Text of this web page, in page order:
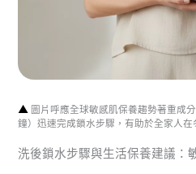
▲ 圖片呼應全球敏感肌保養趨勢著重成
鐘）迅速完成鎖水步驟，有助於全家人在
洗後鎖水步驟與生活保養建議：